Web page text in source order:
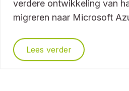
verdere ontwikkeling van
migreren naar Microsoft
Lees verder